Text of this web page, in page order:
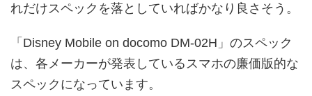
れだけスペックを落としていればかなり良さそう。
「Disney Mobile on docomo DM-02H」のスペック
は、各メーカーが発表しているスマホの廉価版的な
スペックになっています。